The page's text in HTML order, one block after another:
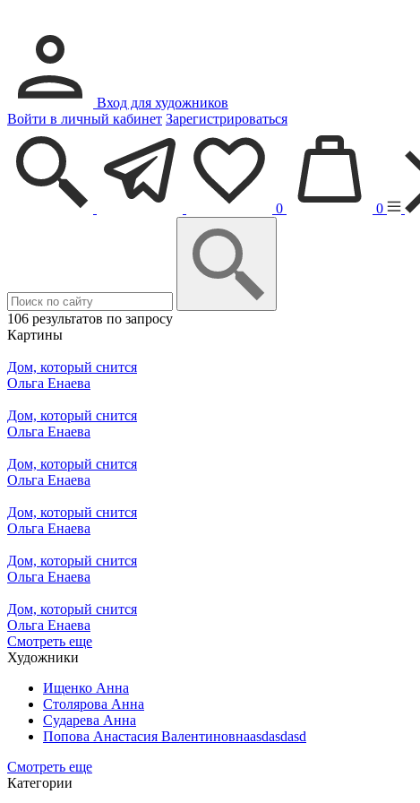
Вход для художников
Войти в личный кабинет Зарегистрироваться
0 0
106 результатов по запросу
Картины
Дом, который снится
Ольга Енаева
Дом, который снится
Ольга Енаева
Дом, который снится
Ольга Енаева
Дом, который снится
Ольга Енаева
Дом, который снится
Ольга Енаева
Дом, который снится
Ольга Енаева
Смотреть еще
Художники
Ищенко Анна
Столярова Анна
Сударева Анна
Попова Анастасия Валентиновнаasdasdasd
Смотреть еще
Категории